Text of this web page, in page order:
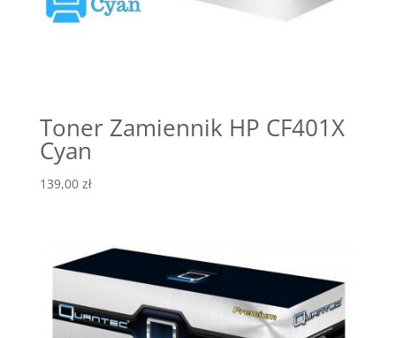
Toner Zamiennik HP CF401X
Cyan
139,00 zł